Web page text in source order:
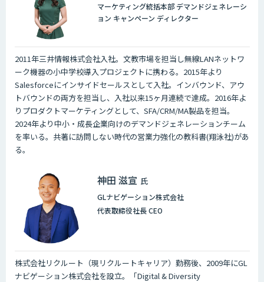
マーケティング統括本部 デマンドジェネレーシ
ョン キャンペーン ディレクター
2011年三井情報株式会社入社。文教市場を担当し無線LANネットワ
ーク機器の小中学校導入プロジェクトに携わる。2015年より
Salesforceにインサイドセールスとして入社。インバウンド、アウ
トバウンドの両方を担当し、入社以来15ヶ月連続で達成。2016年よ
りプロダクトマーケティングとして、SFA/CRM/MA製品を担当。
2024年より中小・成長企業向けのデマンドジェネレーションチーム
を率いる。共著に訪問しない時代の営業力強化の教科書(翔泳社)があ
る。
神田 滋宣 氏
GLナビゲーション株式会社
代表取締役社長 CEO
株式会社リクルート（現リクルートキャリア）勤務後、2009年にGL
ナビゲーション株式会社を設立。「Digital & Diversity